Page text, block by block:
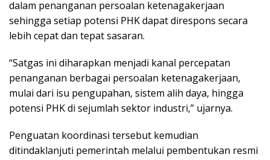
dalam penanganan persoalan ketenagakerjaan
sehingga setiap potensi PHK dapat direspons secara
lebih cepat dan tepat sasaran.
“Satgas ini diharapkan menjadi kanal percepatan
penanganan berbagai persoalan ketenagakerjaan,
mulai dari isu pengupahan, sistem alih daya, hingga
potensi PHK di sejumlah sektor industri,” ujarnya.
Penguatan koordinasi tersebut kemudian
ditindaklanjuti pemerintah melalui pembentukan resmi